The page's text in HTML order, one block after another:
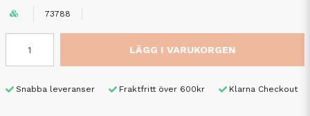
73788
LÄGG I VARUKORGEN
Snabba leveranser Fraktfritt över 600kr Klarna Checkout